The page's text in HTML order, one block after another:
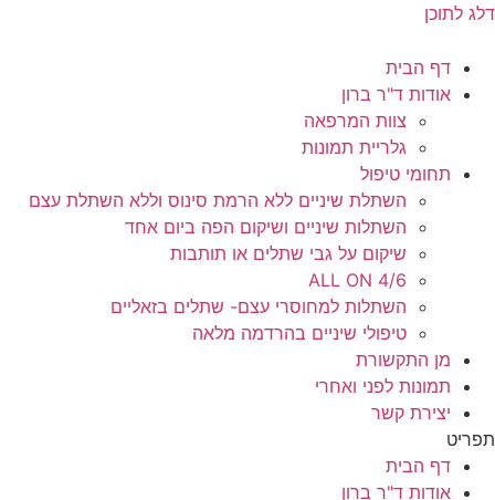
דלג לתוכן
דף הבית
אודות ד"ר ברון
צוות המרפאה
גלריית תמונות
תחומי טיפול
השתלת שיניים ללא הרמת סינוס וללא השתלת עצם
השתלות שיניים ושיקום הפה ביום אחד
שיקום על גבי שתלים או תותבות
ALL ON 4/6
השתלות למחוסרי עצם- שתלים בזאליים
טיפולי שיניים בהרדמה מלאה
מן התקשורת
תמונות לפני ואחרי
יצירת קשר
תפריט
דף הבית
אודות ד"ר ברון